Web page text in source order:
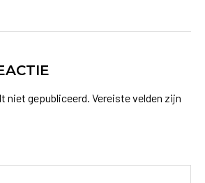
niet gepubliceerd. Vereiste velden zijn